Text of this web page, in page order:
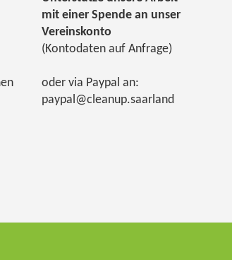
mit einer Spende an unser
Vereinskonto
(Kontodaten auf Anfrage)
oder via Paypal an:
paypal@cleanup.saarland